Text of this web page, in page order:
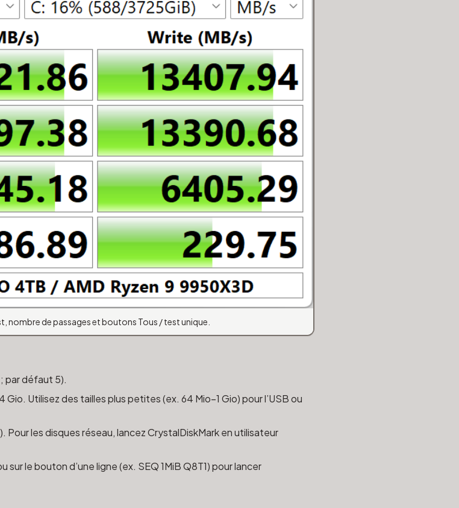
nombre de passages et boutons Tous / test unique.
; par défaut 5).
Gio. Utilisez des tailles plus petites (ex. 64 Mio–1 Gio) pour l’USB ou
Pour les disques réseau, lancez CrystalDiskMark en utilisateur
sur le bouton d’une ligne (ex. SEQ 1MiB Q8T1) pour lancer